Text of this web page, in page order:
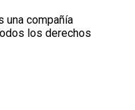
una compañía
los derechos